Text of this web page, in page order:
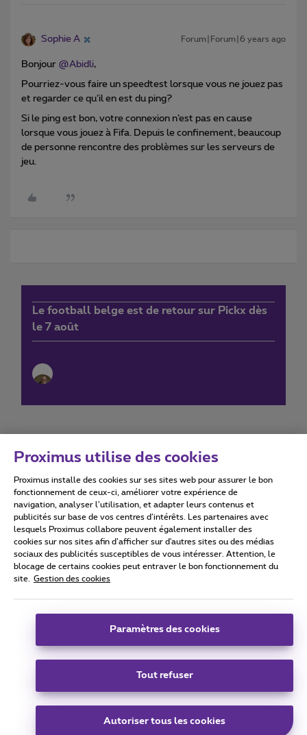
Sophie A Forum|Forum|6 years ago
Bonjour @Abidli,
Pourriez-vous faire un speedtest lorsque vous ne jouez pas
et regarder ce qu’il en est du ping?
Si le ping est bon, votre connexion n’est pas en cause
lorsque vous jouez à Fifa. Depuis le confinement, beaucoup
de personne rencontre des problèmes sur les serveurs de
jeu.
Le football belge est de retour sur Pickx dès
le 7 août
Conditions d'utilisation Accessibility statement
Tous droits réservés. © 2026 Proximus
Conditions générales, info consommateur
Coordonnées de l’entreprise
Boulevard du Roi Albert II 27 - B-1030 Bruxelles.
Carrier & Wholesale Solutions
|Telindus
Proximus utilise des cookies
Proximus installe des cookies sur ses sites web pour assurer le bon
fonctionnement de ceux-ci, améliorer votre expérience de
navigation, analyser l’utilisation, et adapter leurs contenus et
publicités sur base de vos centres d’intérêts. Les partenaires avec
lesquels Proximus collabore peuvent également installer des
cookies sur nos sites afin d’afficher sur d'autres sites ou des médias
sociaux des publicités susceptibles de vous intéresser. Attention, le
blocage de certains cookies peut entraver le bon fonctionnement du
site.
Gestion des cookies
Paramètres des cookies
Tout refuser
Autoriser tous les cookies